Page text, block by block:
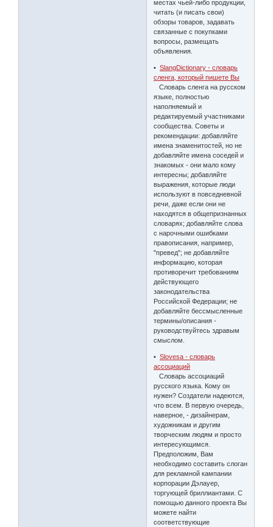
местах чьей-либо продукции,
читать (и писать свои)
обзоры товаров, задавать
связанные с покупками
вопросы, размещать
объявления.
•SlangDictionary - словарь
сленга, который пишете Вы
Словарь сленга на русском
языке, полностью
наполняемый и
редактируемый участниками
сообщества. Советы и
рекомендации: добавляйте
имена знаменитостей, но не
добавляйте имена соседей и
знакомых - они мало кому
интересны; добавляйте
выражения, которые люди
используют в повседневной
речи, даже если они не
находятся в общепризнанных
словарях; добавляйте слова
с нарочными ошибками
правописания, например,
"превед"; не добавляйте
информацию, которая
противоречит требованиям
действующего
законодательства
Российской Федерации; не
добавляйте бессмысленные
термины/описания -
руководствуйтесь здравым
смыслом.
•Slovesa - словарь
ассоциаций
Словарь ассоциаций
русского языка. Кому он
нужен? Создатели надеются,
что всем. В первую очередь,
наверное, - дизайнерам,
художникам и другим
творческим людям и просто
интересующимся.
Предположим, Вам
необходимо составить слоган
для рекламной кампании
корпорации Дэлауер,
торгующей бриллиантами. С
помощью данного проекта Вы
можете найти
соответствующие